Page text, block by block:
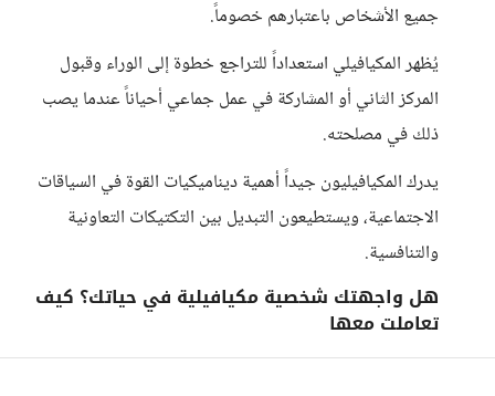
جميع الأشخاص باعتبارهم خصوماً.
يُظهر المكيافيلي استعداداً للتراجع خطوة إلى الوراء وقبول
المركز الثاني أو المشاركة في عمل جماعي أحياناً عندما يصب
ذلك في مصلحته.
يدرك المكيافيليون جيداً أهمية ديناميكيات القوة في السياقات
الاجتماعية، ويستطيعون التبديل بين التكتيكات التعاونية
والتنافسية.
هل واجهتك شخصية مكيافيلية في حياتك؟ كيف
تعاملت معها